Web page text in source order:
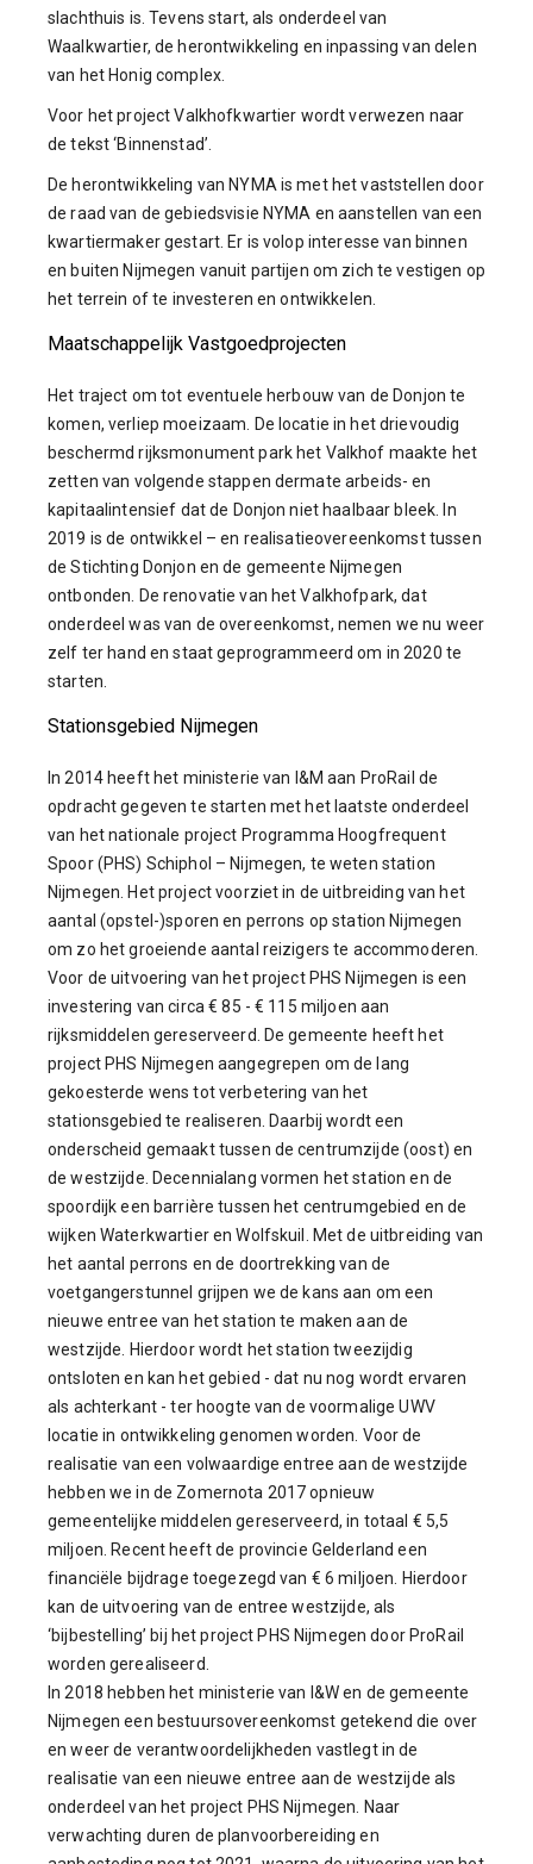
slachthuis is. Tevens start, als onderdeel van
Waalkwartier, de herontwikkeling en inpassing van delen
van het Honig complex.
Voor het project Valkhofkwartier wordt verwezen naar
de tekst ‘Binnenstad’.
De herontwikkeling van NYMA is met het vaststellen door
de raad van de gebiedsvisie NYMA en aanstellen van een
kwartiermaker gestart. Er is volop interesse van binnen
en buiten Nijmegen vanuit partijen om zich te vestigen op
het terrein of te investeren en ontwikkelen.
Maatschappelijk Vastgoedprojecten
Het traject om tot eventuele herbouw van de Donjon te
komen, verliep moeizaam. De locatie in het drievoudig
beschermd rijksmonument park het Valkhof maakte het
zetten van volgende stappen dermate arbeids- en
kapitaalintensief dat de Donjon niet haalbaar bleek. In
2019 is de ontwikkel – en realisatieovereenkomst tussen
de Stichting Donjon en de gemeente Nijmegen
ontbonden. De renovatie van het Valkhofpark, dat
onderdeel was van de overeenkomst, nemen we nu weer
zelf ter hand en staat geprogrammeerd om in 2020 te
starten.
Stationsgebied Nijmegen
In 2014 heeft het ministerie van I&M aan ProRail de
opdracht gegeven te starten met het laatste onderdeel
van het nationale project Programma Hoogfrequent
Spoor (PHS) Schiphol – Nijmegen, te weten station
Nijmegen. Het project voorziet in de uitbreiding van het
aantal (opstel-)sporen en perrons op station Nijmegen
om zo het groeiende aantal reizigers te accommoderen.
Voor de uitvoering van het project PHS Nijmegen is een
investering van circa € 85 - € 115 miljoen aan
rijksmiddelen gereserveerd. De gemeente heeft het
project PHS Nijmegen aangegrepen om de lang
gekoesterde wens tot verbetering van het
stationsgebied te realiseren. Daarbij wordt een
onderscheid gemaakt tussen de centrumzijde (oost) en
de westzijde. Decennialang vormen het station en de
spoordijk een barrière tussen het centrumgebied en de
wijken Waterkwartier en Wolfskuil. Met de uitbreiding van
het aantal perrons en de doortrekking van de
voetgangerstunnel grijpen we de kans aan om een
nieuwe entree van het station te maken aan de
westzijde. Hierdoor wordt het station tweezijdig
ontsloten en kan het gebied - dat nu nog wordt ervaren
als achterkant - ter hoogte van de voormalige UWV
locatie in ontwikkeling genomen worden. Voor de
realisatie van een volwaardige entree aan de westzijde
hebben we in de Zomernota 2017 opnieuw
gemeentelijke middelen gereserveerd, in totaal € 5,5
miljoen. Recent heeft de provincie Gelderland een
financiële bijdrage toegezegd van € 6 miljoen. Hierdoor
kan de uitvoering van de entree westzijde, als
‘bijbestelling’ bij het project PHS Nijmegen door ProRail
worden gerealiseerd.
In 2018 hebben het ministerie van I&W en de gemeente
Nijmegen een bestuursovereenkomst getekend die over
en weer de verantwoordelijkheden vastlegt in de
realisatie van een nieuwe entree aan de westzijde als
onderdeel van het project PHS Nijmegen. Naar
verwachting duren de planvoorbereiding en